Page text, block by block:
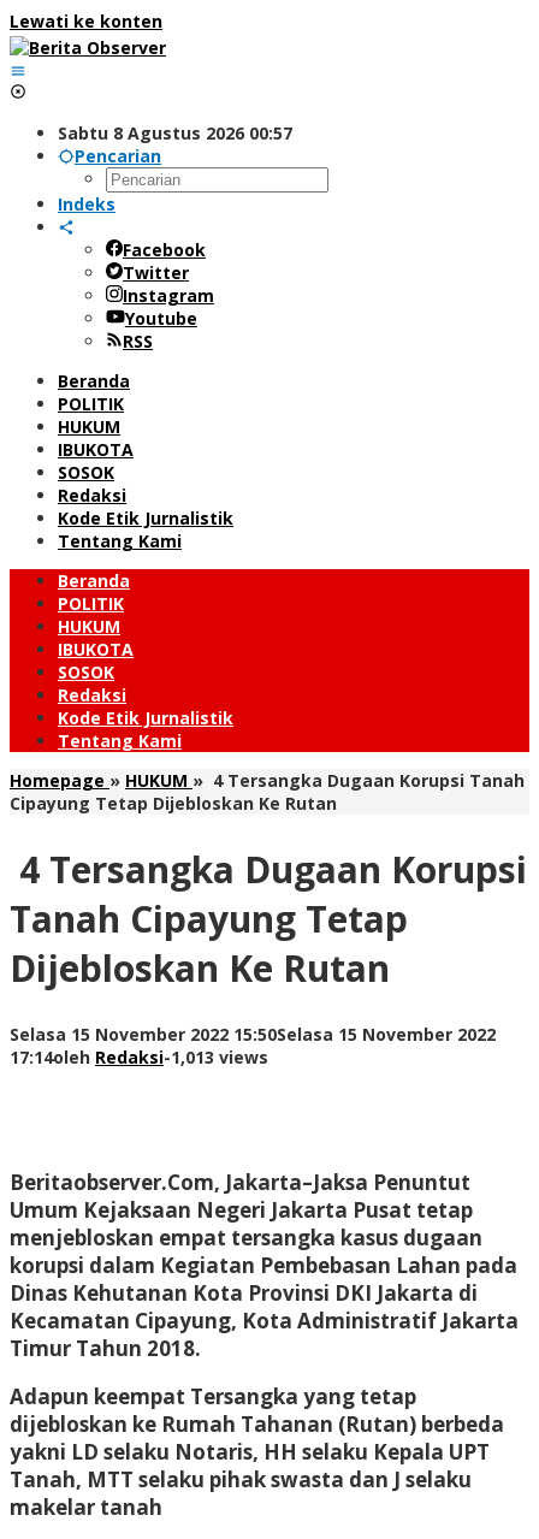
Lewati ke konten
Sabtu 8 Agustus 2026 00:57
Pencarian
Indeks
Facebook
Twitter
Instagram
Youtube
RSS
Beranda
POLITIK
HUKUM
IBUKOTA
SOSOK
Redaksi
Kode Etik Jurnalistik
Tentang Kami
Beranda
POLITIK
HUKUM
IBUKOTA
SOSOK
Redaksi
Kode Etik Jurnalistik
Tentang Kami
Homepage » HUKUM » 4 Tersangka Dugaan Korupsi Tanah
Cipayung Tetap Dijebloskan Ke Rutan
4 Tersangka Dugaan Korupsi
Tanah Cipayung Tetap
Dijebloskan Ke Rutan
Selasa 15 November 2022 15:50Selasa 15 November 2022
17:14oleh Redaksi-1,013 views
Beritaobserver.Com, Jakarta–Jaksa Penuntut
Umum Kejaksaan Negeri Jakarta Pusat tetap
menjebloskan empat tersangka kasus dugaan
korupsi dalam Kegiatan Pembebasan Lahan pada
Dinas Kehutanan Kota Provinsi DKI Jakarta di
Kecamatan Cipayung, Kota Administratif Jakarta
Timur Tahun 2018.
Adapun keempat Tersangka yang tetap
dijebloskan ke Rumah Tahanan (Rutan) berbeda
yakni LD selaku Notaris, HH selaku Kepala UPT
Tanah, MTT selaku pihak swasta dan J selaku
makelar tanah